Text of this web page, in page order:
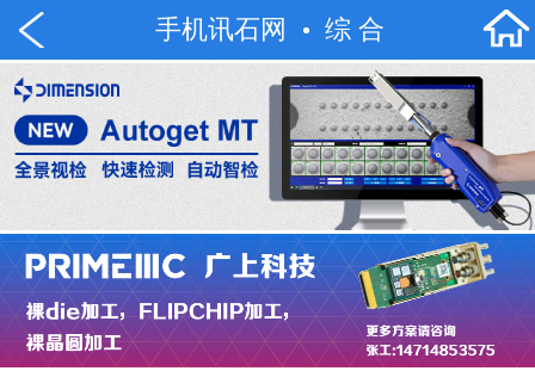
手机讯石网 综 合